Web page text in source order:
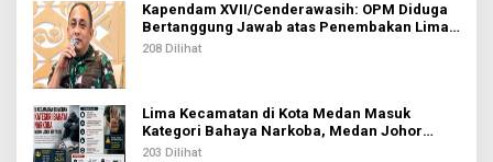
Kapendam XVII/Cenderawasih: OPM Diduga
Bertanggung Jawab atas Penembakan Lima
Pekerja di Tolikara
208 Dilihat
Lima Kecamatan di Kota Medan Masuk
Kategori Bahaya Narkoba, Medan Johor
Tertinggi
203 Dilihat